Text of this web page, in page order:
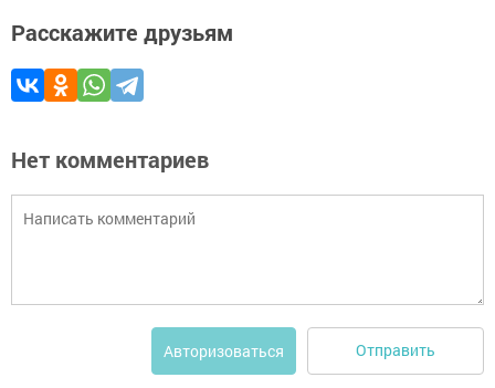
Расскажите друзьям
Нет комментариев
Авторизоваться Отправить